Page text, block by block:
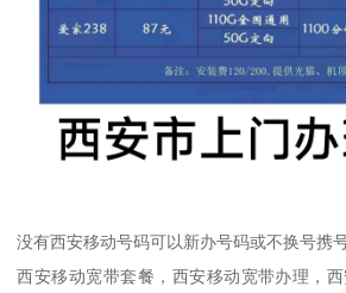
没有西安移动号码可以新办号码或不换号携
西安移动宽带套餐，西安移动宽带办理，